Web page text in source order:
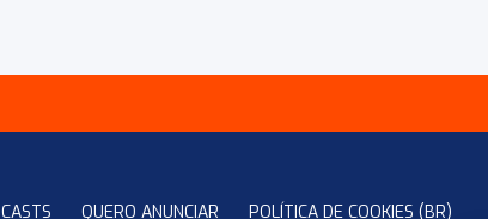
QUERO ANUNCIAR POLÍTICA DE COOKIES (BR)